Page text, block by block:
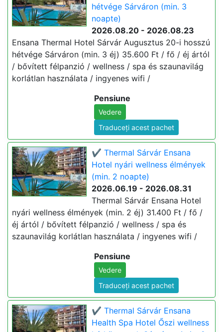
hétvége Sárváron (min. 3
noapte)
2026.08.20 - 2026.08.23
Ensana Thermal Hotel Sárvár Augusztus 20-i hosszú
hétvége Sárváron (min. 3 éj) 35.600 Ft / fő / éj ártól
/ bővített félpanzió / wellness / spa és szaunavilág
korlátlan használata / ingyenes wifi /
Pensiune
Vedere
Traduceți acest pachet
✔️ Thermal Sárvár Ensana
Hotel nyári wellness élmények
(min. 2 noapte)
2026.06.19 - 2026.08.31
Thermal Sárvár Ensana Hotel
nyári wellness élmények (min. 2 éj) 31.400 Ft / fő /
éj ártól / bővített félpanzió / wellness / spa és
szaunavilág korlátlan használata / ingyenes wifi /
Pensiune
Vedere
Traduceți acest pachet
✔️ Thermal Sárvár Ensana
Health Spa Hotel Őszi wellness